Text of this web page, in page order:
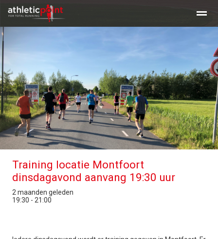
Home Nieuws Agenda E-mail
Training locatie Montfoort
dinsdagavond aanvang 19:30 uur
2 maanden geleden
19:30 - 21:00